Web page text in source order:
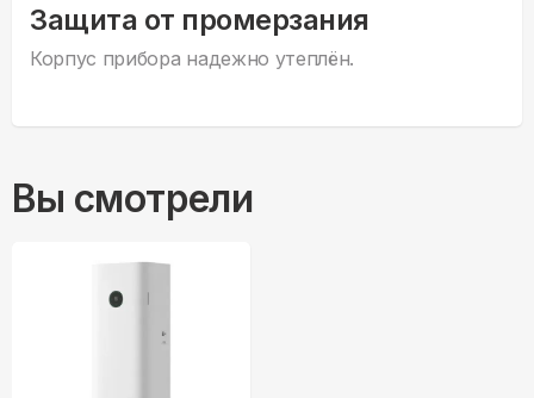
Защита от промерзания
Корпус прибора надежно утеплён.
Вы смотрели